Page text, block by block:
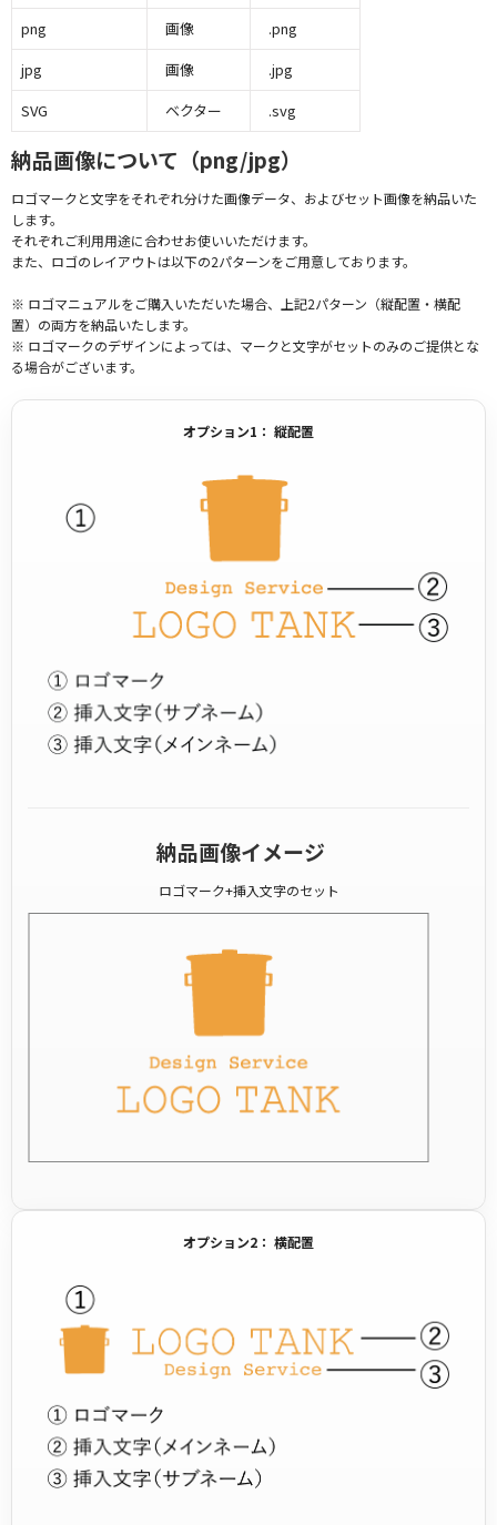
png
画像
.png
jpg
画像
.jpg
SVG
ベクター .svg
納品画像について（png/jpg）
ロゴマークと文字をそれぞれ分けた画像データ、およびセット画像を納品いた
します。
それぞれご利用用途に合わせお使いいただけます。
また、ロゴのレイアウトは以下の2パターンをご用意しております。
※ ロゴマニュアルをご購入いただいた場合、上記2パターン（縦配置・横配
置）の両方を納品いたします。
※ ロゴマークのデザインによっては、マークと文字がセットのみのご提供とな
る場合がございます。
オプション1： 縦配置
納品画像イメージ
ロゴマーク+挿入文字のセット
オプション2： 横配置